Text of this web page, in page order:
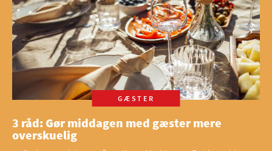
GÆSTER
3 råd: Gør middagen med gæster mere
overskuelig